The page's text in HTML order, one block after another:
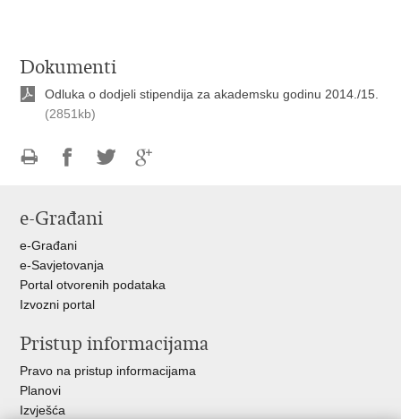
Dokumenti
Odluka o dodjeli stipendija za akademsku godinu 2014./15.
(2851kb)
FacebookuTwitteru
e-Građani
e-Građani
e-Savjetovanja
Portal otvorenih podataka
Izvozni portal
Pristup informacijama
Pravo na pristup informacijama
Planovi
Izvješća